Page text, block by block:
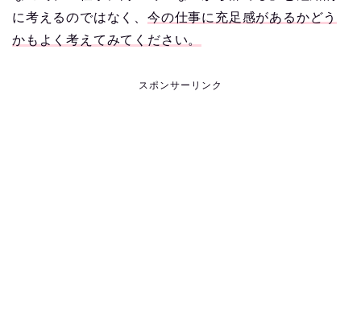
に考えるのではなく、 今の仕事に充足感があるかどう
かもよく考えてみてください。
スポンサーリンク